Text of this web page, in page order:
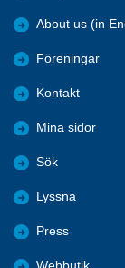
About us (in
Föreningar
Kontakt
Mina sidor
Sök
Lyssna
Press